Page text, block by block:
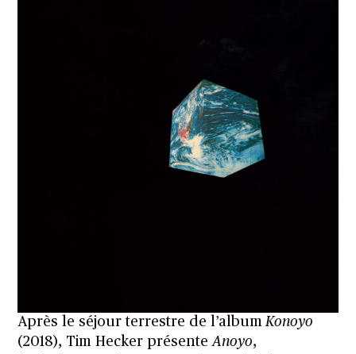
Après le séjour terrestre de l’albumKonoyo
(2018), Tim Hecker présenteAnoyo,